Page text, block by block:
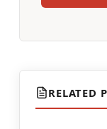
RELATED